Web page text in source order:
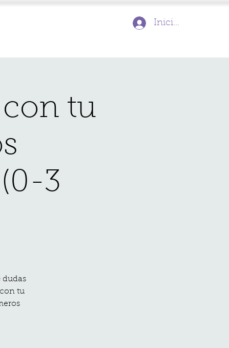
Inicia la sessió
tu
3
dudas
tu